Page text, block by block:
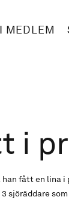
MEDLEM
i
fått en lina i
sjöräddare